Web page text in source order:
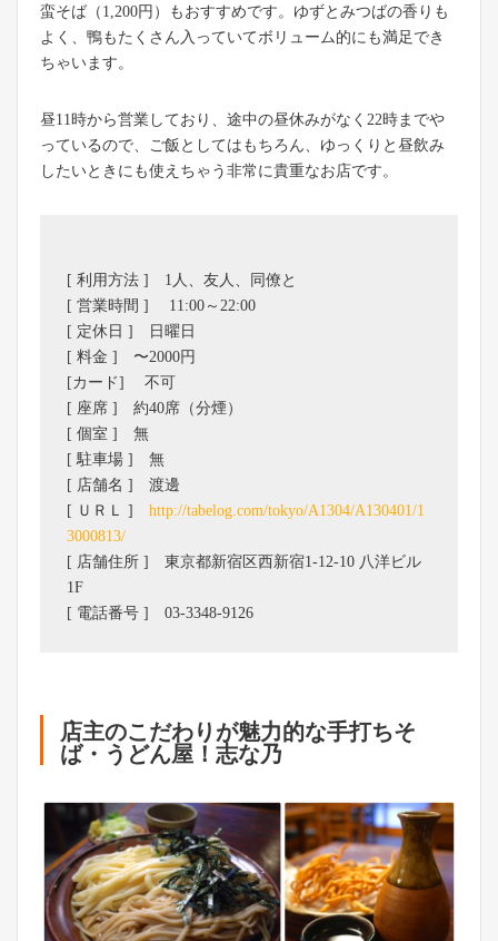
蛮そば（1,200円）もおすすめです。ゆずとみつばの香りも
よく、鴨もたくさん入っていてボリューム的にも満足でき
ちゃいます。
昼11時から営業しており、途中の昼休みがなく22時までや
っているので、ご飯としてはもちろん、ゆっくりと昼飲み
したいときにも使えちゃう非常に貴重なお店です。
[ 利用方法 ] 1人、友人、同僚と
[ 営業時間 ] 11:00～22:00
[ 定休日 ] 日曜日
[ 料金 ] 〜2000円
[カード] 不可
[ 座席 ] 約40席（分煙）
[ 個室 ] 無
[ 駐車場 ] 無
[ 店舗名 ] 渡邊
[ ＵＲＬ ] http://tabelog.com/tokyo/A1304/A130401/1
3000813/
[ 店舗住所 ] 東京都新宿区西新宿1-12-10 八洋ビル
1F
[ 電話番号 ] 03-3348-9126
店主のこだわりが魅力的な手打ちそ
ば・うどん屋！志な乃